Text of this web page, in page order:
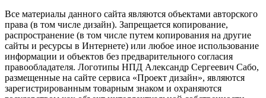
Все материалы данного сайта являются объектами авторского
права (в том числе дизайн). Запрещается копирование,
распространение (в том числе путем копирования на другие
сайты и ресурсы в Интернете) или любое иное использование
информации и объектов без предварительного согласия
правообладателя. Логотипы НПД Александр Сергеевич Сабо,
размещенные на сайте сервиса «Проект дизайн», являются
зарегистрированным товарным знаком и охраняются